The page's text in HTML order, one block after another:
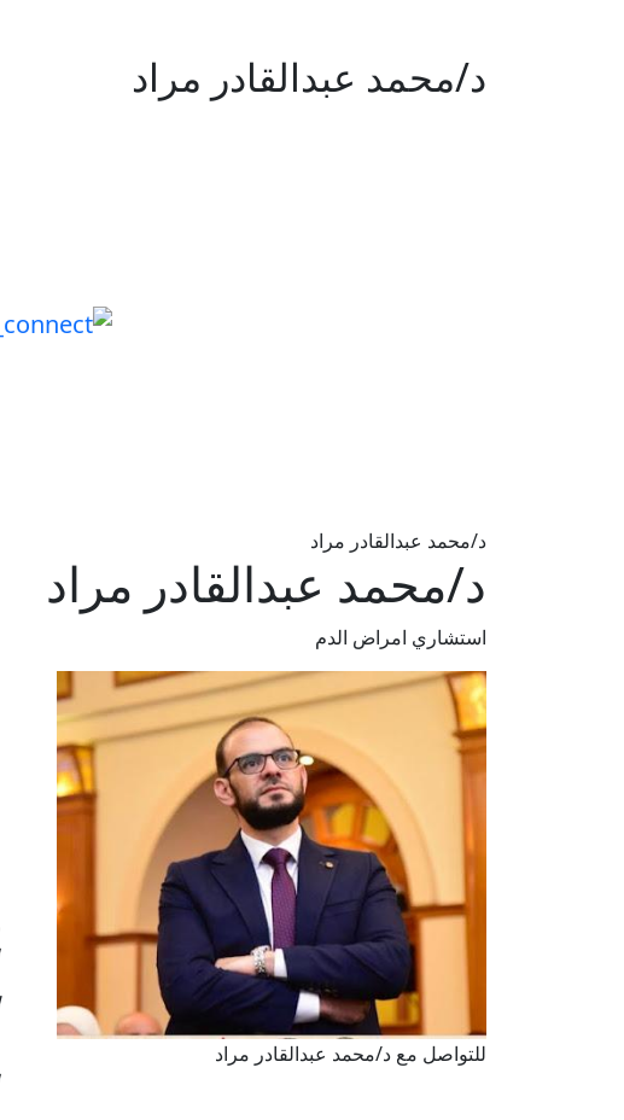
د/محمد عبدالقادر مراد
د/محمد عبدالقادر مراد
د/محمد عبدالقادر مراد
استشاري امراض الدم
للتواصل مع د/محمد عبدالقادر مراد